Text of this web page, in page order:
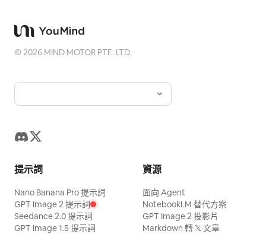
©2026 MIND MOTOR PTE. LTD.
提示詞
Nano Banana Pro 提示詞
GPT Image 2 提示詞
Seedance 2.0 提示詞
GPT Image 1.5 提示詞
資源
面向 Agent
NotebookLM 替代方案
GPT Image 2 投影片
Markdown 轉 𝕏 文章